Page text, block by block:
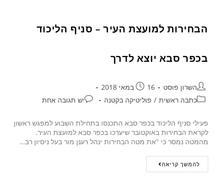
הבחירות למועצת העיר – סניף הליכוד
בכפר סבא יוצא לדרך
השרון פוסט
16 במאי 2018
כתבה ראשית / פוליטיקה בקטנה יש תגובה אחת
פעילי סניף הליכוד בכפר סבא התכנסו בתחילת השבוע למפגש ראשון
לקראת הבחירות באוקטובר שיערכו בכפר סבא למועצת העיר.
מהמטה נמסר כי "את מטה הבחירות ינהל רענן מור בעל ניסיון רב…
להמשך קריאה